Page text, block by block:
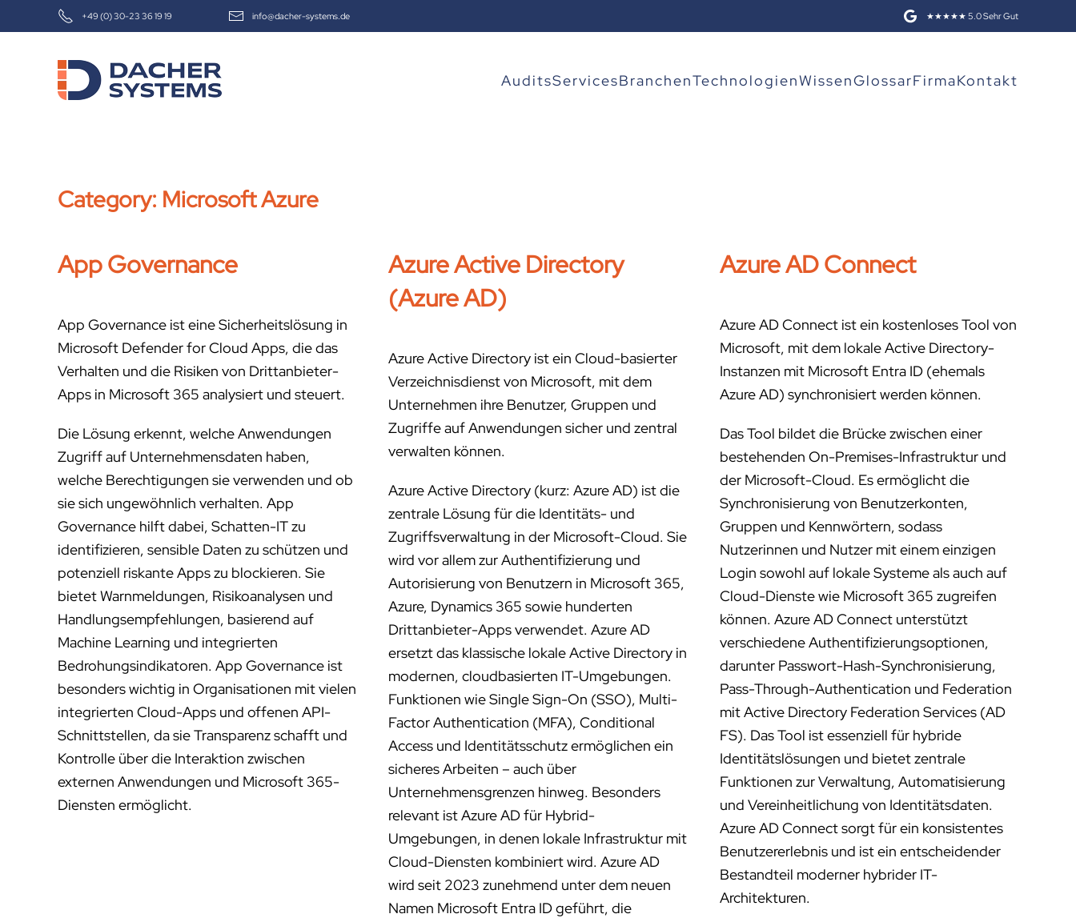
+49 (0) 30-23 36 19 19 info@dacher-systems.de ★★★★★ 5.0 Sehr Gut
AuditsServicesBranchenTechnologienWissenGlossarFirmaKontakt
Category: Microsoft Azure
App Governance
App Governance ist eine Sicherheitslösung in
Microsoft Defender for Cloud Apps, die das
Verhalten und die Risiken von Drittanbieter-
Apps in Microsoft 365 analysiert und steuert.
Die Lösung erkennt, welche Anwendungen
Zugriff auf Unternehmensdaten haben,
welche Berechtigungen sie verwenden und ob
sie sich ungewöhnlich verhalten. App
Governance hilft dabei, Schatten-IT zu
identifizieren, sensible Daten zu schützen und
potenziell riskante Apps zu blockieren. Sie
bietet Warnmeldungen, Risikoanalysen und
Handlungsempfehlungen, basierend auf
Machine Learning und integrierten
Bedrohungsindikatoren. App Governance ist
besonders wichtig in Organisationen mit vielen
integrierten Cloud-Apps und offenen API-
Schnittstellen, da sie Transparenz schafft und
Kontrolle über die Interaktion zwischen
externen Anwendungen und Microsoft 365-
Diensten ermöglicht.
Azure Active Directory
(Azure AD)
Azure Active Directory ist ein Cloud-basierter
Verzeichnisdienst von Microsoft, mit dem
Unternehmen ihre Benutzer, Gruppen und
Zugriffe auf Anwendungen sicher und zentral
verwalten können.
Azure Active Directory (kurz: Azure AD) ist die
zentrale Lösung für die Identitäts- und
Zugriffsverwaltung in der Microsoft-Cloud. Sie
wird vor allem zur Authentifizierung und
Autorisierung von Benutzern in Microsoft 365,
Azure, Dynamics 365 sowie hunderten
Drittanbieter-Apps verwendet. Azure AD
ersetzt das klassische lokale Active Directory in
modernen, cloudbasierten IT-Umgebungen.
Funktionen wie Single Sign-On (SSO), Multi-
Factor Authentication (MFA), Conditional
Access und Identitätsschutz ermöglichen ein
sicheres Arbeiten – auch über
Unternehmensgrenzen hinweg. Besonders
relevant ist Azure AD für Hybrid-
Umgebungen, in denen lokale Infrastruktur mit
Cloud-Diensten kombiniert wird. Azure AD
wird seit 2023 zunehmend unter dem neuen
Namen Microsoft Entra ID geführt, die
Azure AD Connect
Azure AD Connect ist ein kostenloses Tool von
Microsoft, mit dem lokale Active Directory-
Instanzen mit Microsoft Entra ID (ehemals
Azure AD) synchronisiert werden können.
Das Tool bildet die Brücke zwischen einer
bestehenden On-Premises-Infrastruktur und
der Microsoft-Cloud. Es ermöglicht die
Synchronisierung von Benutzerkonten,
Gruppen und Kennwörtern, sodass
Nutzerinnen und Nutzer mit einem einzigen
Login sowohl auf lokale Systeme als auch auf
Cloud-Dienste wie Microsoft 365 zugreifen
können. Azure AD Connect unterstützt
verschiedene Authentifizierungsoptionen,
darunter Passwort-Hash-Synchronisierung,
Pass-Through-Authentication und Federation
mit Active Directory Federation Services (AD
FS). Das Tool ist essenziell für hybride
Identitätslösungen und bietet zentrale
Funktionen zur Verwaltung, Automatisierung
und Vereinheitlichung von Identitätsdaten.
Azure AD Connect sorgt für ein konsistentes
Benutzererlebnis und ist ein entscheidender
Bestandteil moderner hybrider IT-
Architekturen.